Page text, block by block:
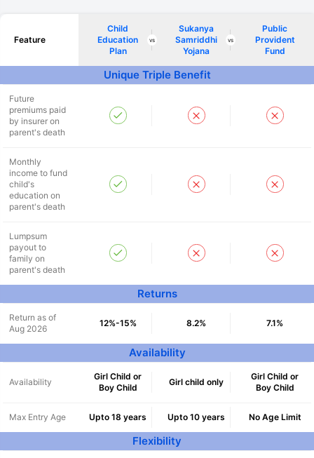
Feature
Child
Education
Plan
vs
Sukanya
Samriddhi
Yojana
vs
Public
Provident
Fund
Unique Triple Benefit
Future
premiums paid
by insurer on
parent's death
Monthly
income to fund
child's
education on
parent's death
Lumpsum
payout to
family on
parent's death
Returns
Return as of
Aug 2026
12%-15% 8.2% 7.1%
Availability
Availability
Girl Child or
Boy Child
Girl child only
Girl Child or
Boy Child
Max Entry Age Upto 18 years Upto 10 years No Age Limit
Flexibility